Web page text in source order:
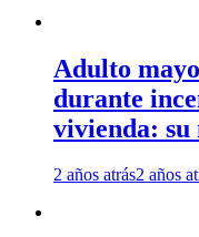
Adulto
durante
vivienda: su
2 años atrás2 años